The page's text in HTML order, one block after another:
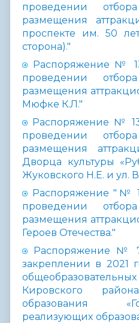
проведении
размещения
проспекте им. 50
сторона)."
Распоряжение №
проведении
размещения
Мюфке К.Л."
Распоряжение №
проведении
размещения
Дворца культуры
Жуковского H.Е. и ул.
Распоряжение "№
проведении
размещения
Героев Отечества."
Распоряжение №
закреплении в 2021
Кировского
образования
реализующих